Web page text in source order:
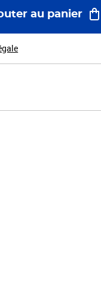
au panier